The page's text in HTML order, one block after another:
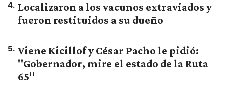
4. Localizaron a los vacunos extraviados y
fueron restituidos a su dueño
5. Viene Kicillof y César Pacho le pidió:
"Gobernador, mire el estado de la Ruta
65"